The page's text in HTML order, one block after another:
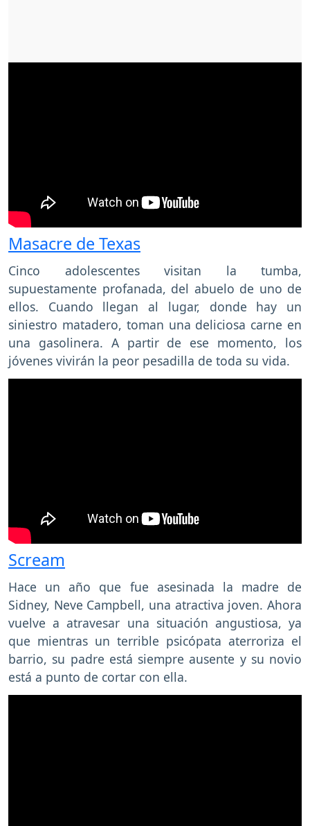
Masacre de Texas
Cinco adolescentes visitan la tumba,
supuestamente profanada, del abuelo de uno de
ellos. Cuando llegan al lugar, donde hay un
siniestro matadero, toman una deliciosa carne en
una gasolinera. A partir de ese momento, los
jóvenes vivirán la peor pesadilla de toda su vida.
Scream
Hace un año que fue asesinada la madre de
Sidney, Neve Campbell, una atractiva joven. Ahora
vuelve a atravesar una situación angustiosa, ya
que mientras un terrible psicópata aterroriza el
barrio, su padre está siempre ausente y su novio
está a punto de cortar con ella.